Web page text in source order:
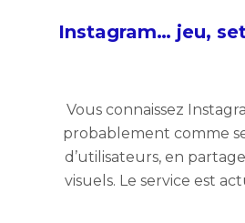
Instagram… jeu,
Vous connaissez
probablement comme
d’utilisateurs, en
visuels. Le service est